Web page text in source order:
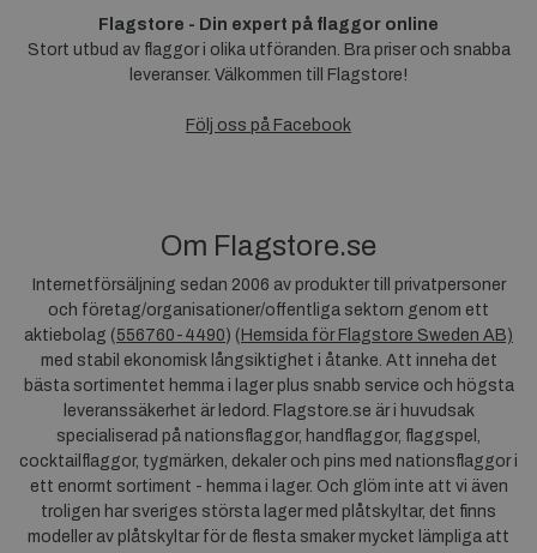
Flagstore - Din expert på flaggor online
Stort utbud av flaggor i olika utföranden. Bra priser och snabba
leveranser. Välkommen till Flagstore!
Följ oss på Facebook
Om Flagstore.se
Internetförsäljning sedan 2006 av produkter till privatpersoner
och företag/organisationer/offentliga sektorn genom ett
aktiebolag (556760-4490) ( Hemsida för Flagstore Sweden AB)
med stabil ekonomisk långsiktighet i åtanke. Att inneha det
bästa sortimentet hemma i lager plus snabb service och högsta
leveranssäkerhet är ledord. Flagstore.se är i huvudsak
specialiserad på nationsflaggor, handflaggor, flaggspel,
cocktailflaggor, tygmärken, dekaler och pins med nationsflaggor i
ett enormt sortiment - hemma i lager. Och glöm inte att vi även
troligen har sveriges största lager med plåtskyltar, det finns
modeller av plåtskyltar för de flesta smaker mycket lämpliga att